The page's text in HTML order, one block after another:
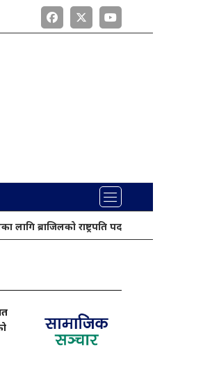
राष्ट्रपति पदको उम्मेदवार मनोनित